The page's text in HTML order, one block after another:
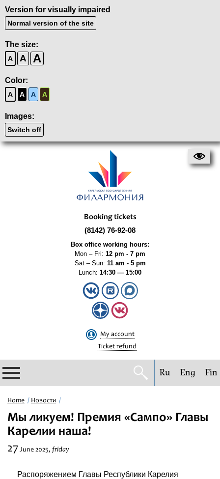
Version for visually impaired
Normal version of the site
The size:
A A A
Color:
A A A A
Images:
Switch off
Booking tickets
(8142) 76-92-08
Box office working hours:
Mon – Fri: 12 pm - 7 pm
Sat – Sun: 11 am - 5 pm
Lunch: 14:30 — 15:00
My account
Ticket refund
Philharmonic
Current events
Festivals
Ru Eng Fin
Home Новости
Мы ликуем! Премия «Сампо» Главы
Карелии наша!
27 June 2025, friday
Распоряжением Главы Республики Карелия